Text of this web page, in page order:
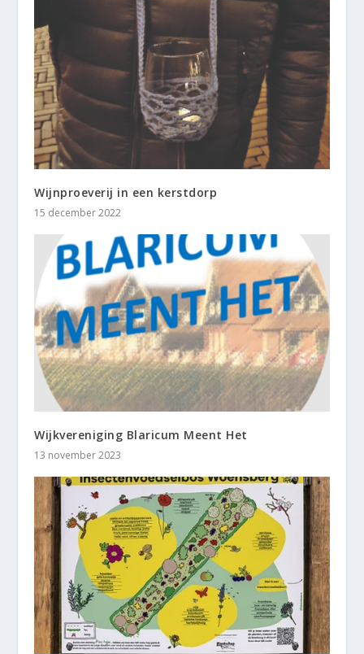
Wijnproeverij in een kerstdorp
15 december 2022
Wijkvereniging Blaricum Meent Het
13 november 2023